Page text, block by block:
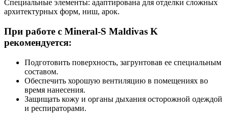
Специальные элементы: адаптирована для отделки сложных
архитектурных форм, ниш, арок.
При работе с Mineral-S Maldivas K
рекомендуется:
Подготовить поверхность, загрунтовав ее специальным
составом.
Обеспечить хорошую вентиляцию в помещениях во
время нанесения.
Защищать кожу и органы дыхания осторожной одеждой
и респираторами.